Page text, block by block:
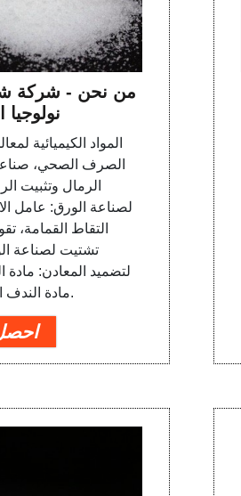
من نحن - شركة
نولوجيا
المواد الكيميائية
الصرف الصحي،
الرمال وتثبيت
لصناعة الورق: عامل
التقاط القمامة،
تشتيت لصناعة
لتضميد المعادن: مادة
مادة الندف الرسوبية وما إلى ذلك.